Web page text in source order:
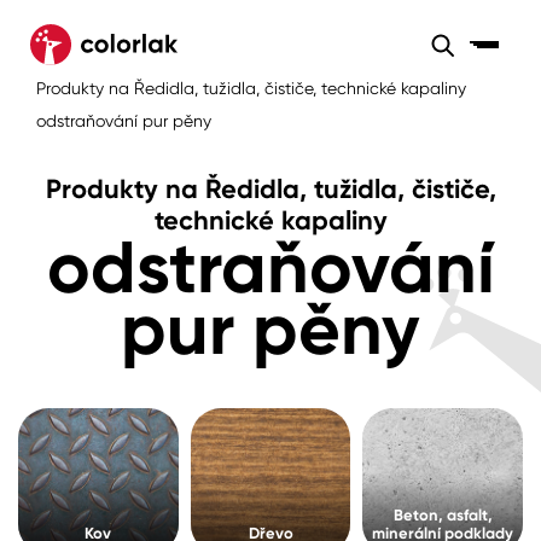
Maloobchod Velkoobchod Sortiment
systémy
Sortiment
Prodejny
Tónovací systémy
Úvod Aktuality
Kariéra Reference
Sortiment
Kov
Dřevo
Beton, asfalt, minerální podklady
Stěny
Fasády
Tónovací systémy
Colorlak Dekor
Colorlak Profi
Colorlak Pta
Sortiment
Produkty na Ředidla, tužidla, čističe, technické kapaliny
odstraňování pur pěny
Produkty na Ředidla, tužidla, čističe,
technické kapaliny
odstraňování
pur pěny
Kov Dřevo
Beton, asfalt,
minerální podklady